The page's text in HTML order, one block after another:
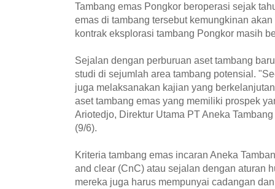
Tambang emas Pongkor beroperasi sejak
emas di tambang tersebut kemungkinan
kontrak eksplorasi tambang Pongkor masih
Sejalan dengan perburuan aset tambang
studi di sejumlah area tambang potensial.
juga melaksanakan kajian yang
aset tambang emas yang memiliki prospek
Ariotedjo, Direktur Utama PT Aneka
(9/6).
Kriteria tambang emas incaran Aneka
and clear (CnC) atau sejalan dengan aturan
mereka juga harus mempunyai cadangan